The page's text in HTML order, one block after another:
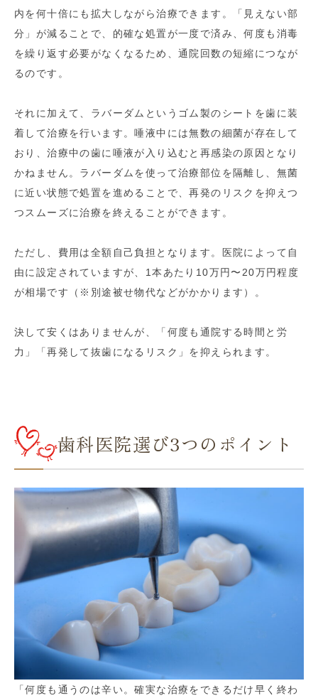
内を何十倍にも拡大しながら治療できます。「見えない部
分」が減ることで、的確な処置が一度で済み、何度も消毒
を繰り返す必要がなくなるため、通院回数の短縮につなが
るのです。
それに加えて、ラバーダムというゴム製のシートを歯に装
着して治療を行います。唾液中には無数の細菌が存在して
おり、治療中の歯に唾液が入り込むと再感染の原因となり
かねません。ラバーダムを使って治療部位を隔離し、無菌
に近い状態で処置を進めることで、再発のリスクを抑えつ
つスムーズに治療を終えることができます。
ただし、費用は全額自己負担となります。医院によって自
由に設定されていますが、1本あたり10万円〜20万円程度
が相場です（※別途被せ物代などがかかります）。
決して安くはありませんが、「何度も通院する時間と労
力」「再発して抜歯になるリスク」を抑えられます。
歯科医院選び3つのポイント
「何度も通うのは辛い。確実な治療をできるだけ早く終わ